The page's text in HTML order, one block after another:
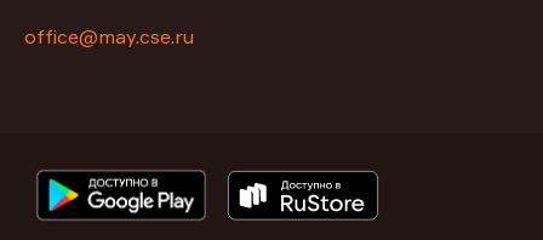
office@may.cse.ru